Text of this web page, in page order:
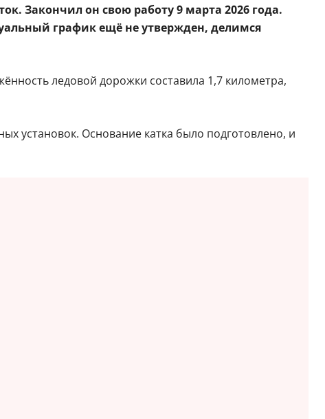
Закончил он свою работу 9 марта 2026 года.
график ещё не утвержден, делимся
ледовой дорожки составила 1,7 километра,
установок. Основание катка было подготовлено, и